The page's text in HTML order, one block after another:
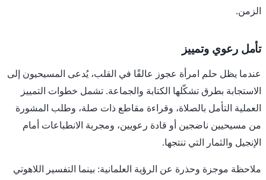
الزمن.
تأمل رعوي وتمييز
عندما يظل حلم امرأة عجوز عالقًا في القلب، يُدعى المسيحيون إلى
الاستجابة بطرق تشكّلها الكتابة والجماعة. تشمل خطوات التمييز
العملية التأمل بالصلاة، وقراءة مقاطع ذات صلة، وطلب المشورة
من مسيحيين ناضجين أو قادة رعويين، ومجربة الانطباعات أمام
الإنجيل والثمار التي تنتجها.
ملاحظة موجزة وحذرة عن الرؤية العلمانية: بينما التفسير اللاهوتي